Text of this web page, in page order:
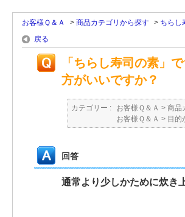
お客様Ｑ＆Ａ > 商品カテゴリから探す > ちらし
戻る
「ちらし寿司の素」
方がいいですか？
カテゴリー : お客様Ｑ＆Ａ > 商品
お客様Ｑ＆Ａ > 目的
回答
通常より少しかために炊き